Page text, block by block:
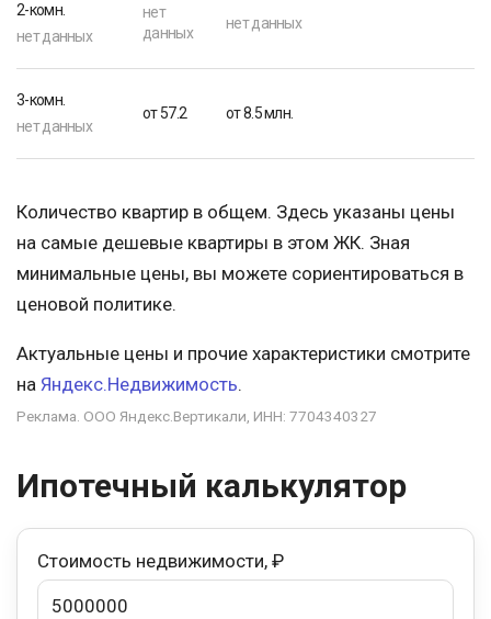
2-комн.
нет данных
нет
данных
нет данных
3-комн.
нет данных
от 57.2 от 8.5 млн.
Количество квартир в общем. Здесь указаны цены
на самые дешевые квартиры в этом ЖК. Зная
минимальные цены, вы можете сориентироваться в
ценовой политике.
Актуальные цены и прочие характеристики смотрите
на Яндекс.Недвижимость.
Реклама. ООО Яндекс.Вертикали, ИНН: 7704340327
Ипотечный калькулятор
Стоимость недвижимости, ₽